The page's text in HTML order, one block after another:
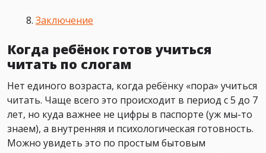
Заключение
Когда ребёнок готов учиться
читать по слогам
Нет единого возраста, когда ребёнку «пора» учиться
читать. Чаще всего это происходит в период с 5 до 7
лет, но куда важнее не цифры в паспорте (уж мы-то
знаем), а внутренняя и психологическая готовность.
Можно увидеть это по простым бытовым